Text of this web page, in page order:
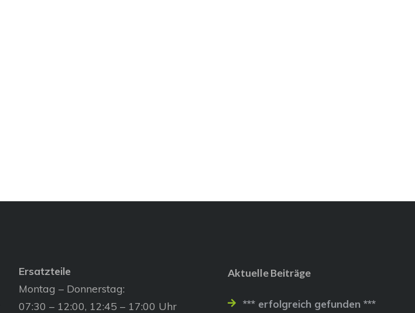
Ersatzteile
Montag – Donnerstag:
07:30 – 12:00, 12:45 – 17:00 Uhr
Aktuelle Beiträge
*** erfolgreich gefunden ***